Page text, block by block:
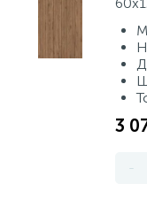
3
-